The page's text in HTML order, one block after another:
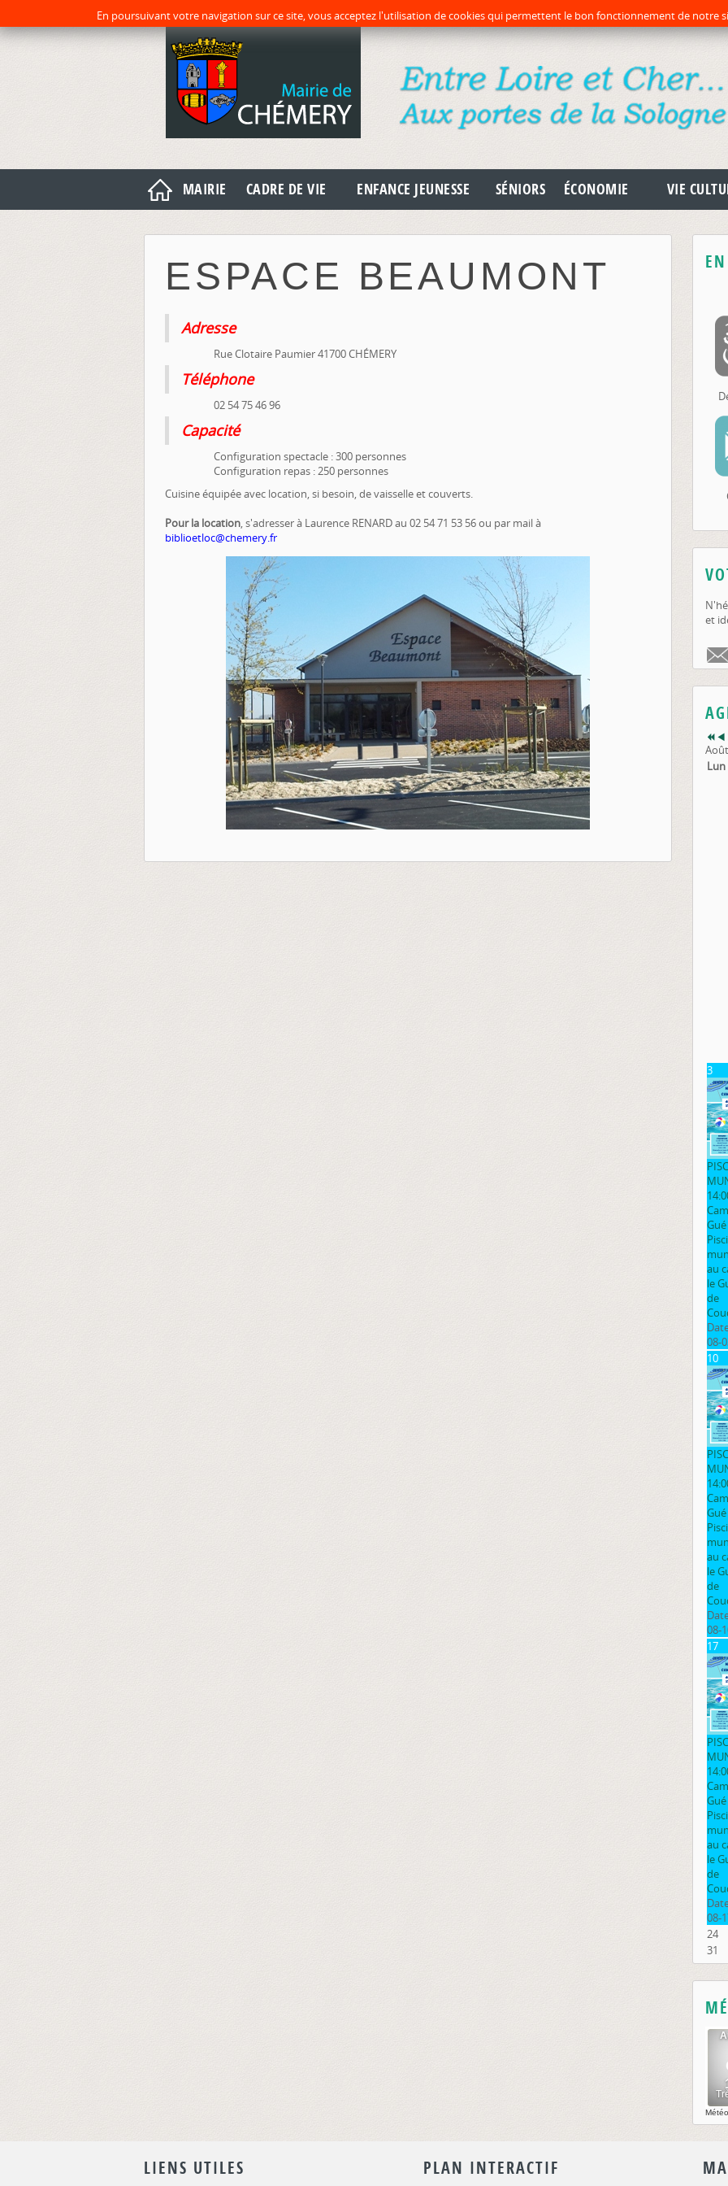
MAIRIE CADRE DE VIE ENFANCE JEUNESSE SÉNIORS ÉCONOMIE VIE
ESPACE BEAUMONT
Adresse
Rue Clotaire Paumier 41700 CHÉMERY
Téléphone
02 54 75 46 96
Capacité
Configuration spectacle : 300 personnes
Configuration repas : 250 personnes
Cuisine équipée avec location, si besoin, de vaisselle et couverts.
Pour la location, s'adresser à Laurence RENARD au 02 54 71 53 56 ou par mail à
biblioetloc@chemery.fr
et
Lun
3
Gué
au
le
de
08-
10
Gué
au
le
de
08-
17
Gué
au
le
de
08-
24
31
LIENS UTILES PLAN INTERACTIF
En poursuivant votre navigation sur ce site, vous acceptez l'utilisation de cookies qui permettent le bon fonctionnement de notre